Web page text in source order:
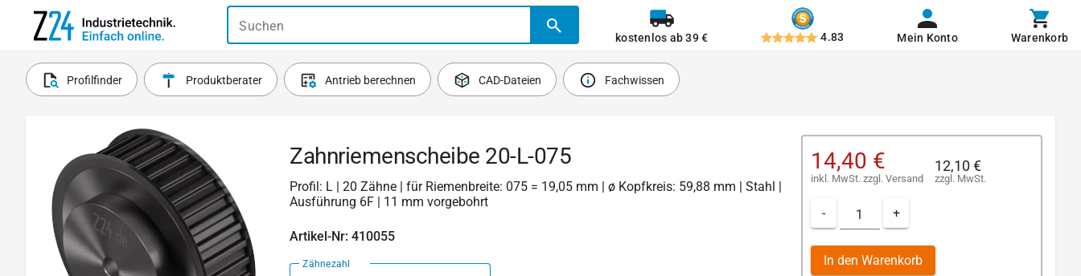
Suchen
kostenlos ab 39 € 4.83 Mein Konto Warenkorb
Profilfinder Produktberater Antrieb berechnen CAD-Dateien Fachwissen
Zahnriemenscheibe 20-L-075
Profil: L | 20 Zähne | für Riemenbreite: 075 = 19,05 mm | ø Kopfkreis: 59,88 mm | Stahl |
Ausführung 6F | 11 mm vorgebohrt
Artikel-Nr: 410055
Zähnezahl
14,40 €
inkl. MwSt. zzgl. Versand
12,10 €
zzgl. MwSt.
- +
In den Warenkorb